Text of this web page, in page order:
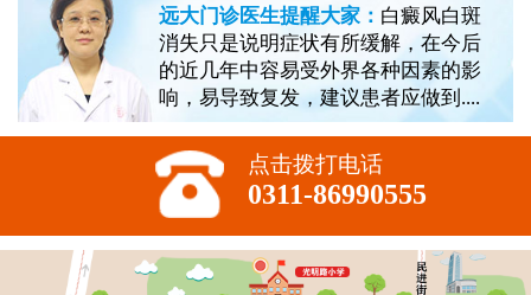
远大门诊医生提醒大家： 白癜风白斑
消失只是说明症状有所缓解，在今后
的近几年中容易受外界各种因素的影
响，易导致复发，建议患者应做到....
点击拨打电话
0311-86990555